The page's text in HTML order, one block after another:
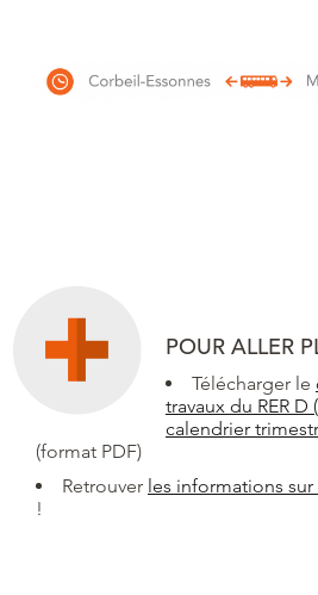
POUR ALLER
Télécharger le
travaux du RER D
calendrier
(format PDF)
Retrouver les informations
!